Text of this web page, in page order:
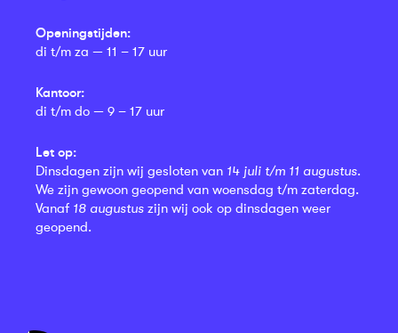
Openingstijden:
di t/m za — 11 – 17 uur
Kantoor:
di t/m do — 9 – 17 uur
Let op:
Dinsdagen zijn wij gesloten van 14 juli t/m 11 augustus.
We zijn gewoon geopend van woensdag t/m zaterdag.
Vanaf 18 augustus zijn wij ook op dinsdagen weer
geopend.